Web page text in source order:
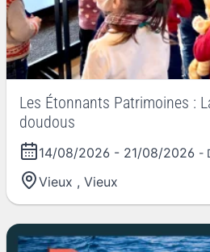
Les Étonnants Patrimoines :
doudous
14/08/2026 - 21/08/2026 -
Vieux , Vieux